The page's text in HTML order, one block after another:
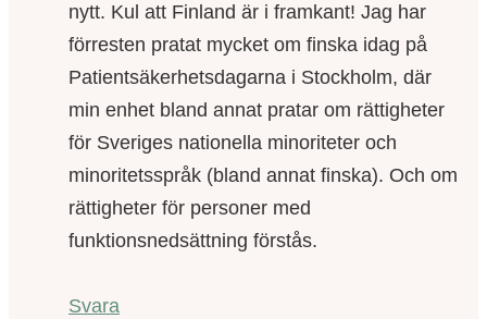
nytt. Kul att Finland är i framkant! Jag har
förresten pratat mycket om finska idag på
Patientsäkerhetsdagarna i Stockholm, där
min enhet bland annat pratar om rättigheter
för Sveriges nationella minoriteter och
minoritetsspråk (bland annat finska). Och om
rättigheter för personer med
funktionsnedsättning förstås.
Svara